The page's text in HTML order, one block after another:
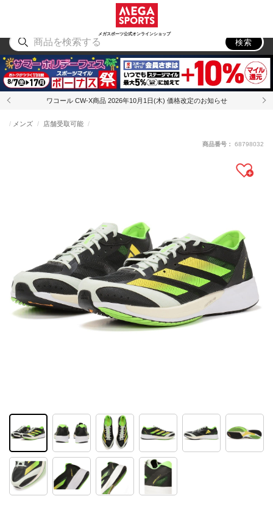
メガスポーツ公式オンラインショップ
アウトドア
検索
ワコール CW-X商品 2026年10月1日(木) 価格改定のお知らせ
メンズ 店舗受取可能
商品番号： 68798032